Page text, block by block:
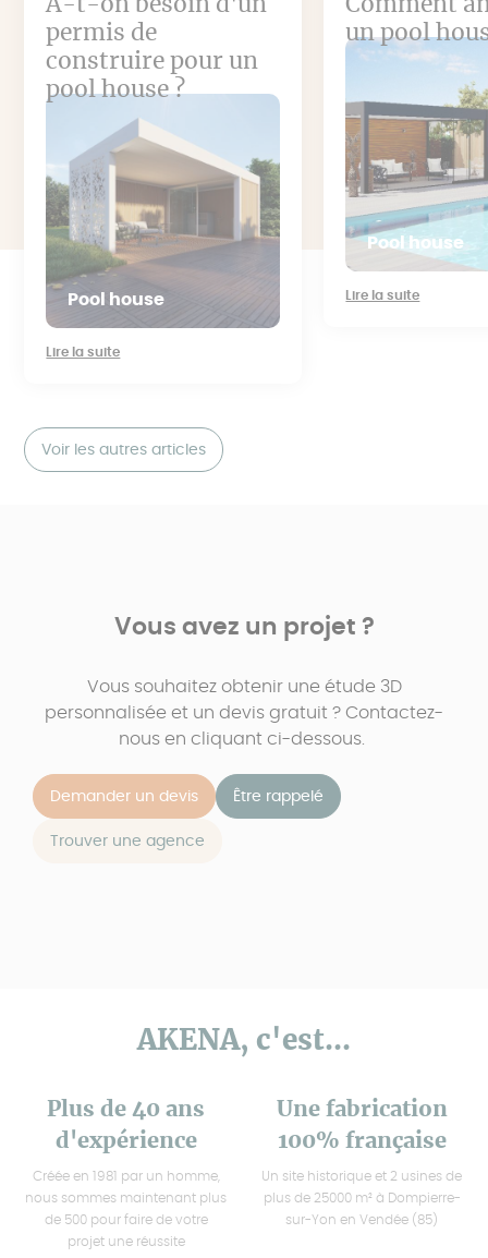
A-t-on besoin d'un
permis de
construire pour un
pool house ?
Pool house
Lire la suite
Comment
un pool
Pool house
Lire la suite
Voir les autres articles
Vous avez un projet ?
Vous souhaitez obtenir une étude 3D
personnalisée et un devis gratuit ? Contactez-
nous en cliquant ci-dessous.
Demander un devis Être rappelé
Trouver une agence
AKENA, c'est...
Plus de 40 ans
d'expérience
Créée en 1981 par un homme,
nous sommes maintenant plus
de 500 pour faire de votre
projet une réussite
Une fabrication
100% française
Un site historique et 2 usines de
plus de 25000 m² à Dompierre-
sur-Yon en Vendée (85)